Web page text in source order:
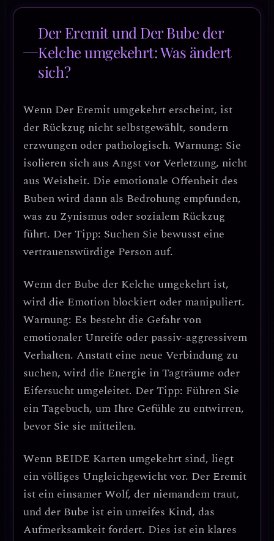
Der Eremit und Der Bube der
Kelche umgekehrt: Was ändert
sich?
Wenn Der Eremit umgekehrt erscheint, ist
der Rückzug nicht selbstgewählt, sondern
erzwungen oder pathologisch. Warnung: Sie
isolieren sich aus Angst vor Verletzung, nicht
aus Weisheit. Die emotionale Offenheit des
Buben wird dann als Bedrohung empfunden,
was zu Zynismus oder sozialem Rückzug
führt. Der Tipp: Suchen Sie bewusst eine
vertrauenswürdige Person auf.
Wennder Bube der Kelche umgekehrt ist,
wird die Emotion blockiert oder manipuliert.
Warnung: Es besteht die Gefahr von
emotionaler Unreife oder passiv-aggressivem
Verhalten. Anstatt eine neue Verbindung zu
suchen, wird die Energie in Tagträume oder
Eifersucht umgeleitet. Der Tipp: Führen Sie
ein Tagebuch, um Ihre Gefühle zu entwirren,
bevor Sie sie mitteilen.
Wenn BEIDE Karten umgekehrt sind, liegt
ein völliges Ungleichgewicht vor. Der Eremit
ist ein einsamer Wolf, der niemandem traut,
und der Bube ist ein unreifes Kind, das
Aufmerksamkeit fordert. Dies ist ein klares